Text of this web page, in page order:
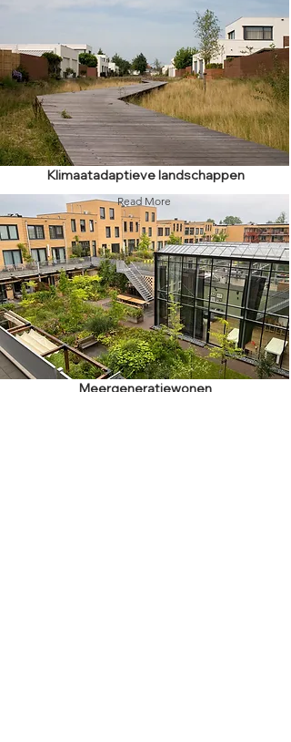
Klimaatadaptieve landschappen
Read More
Meergeneratiewonen